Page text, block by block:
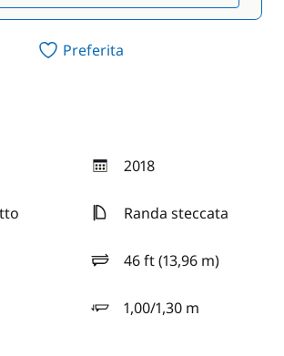
Preferita
2018
anno
Randa steccata
46 ft (13,96 m)
lunghezza
1,00/1,30 m
pescaggio